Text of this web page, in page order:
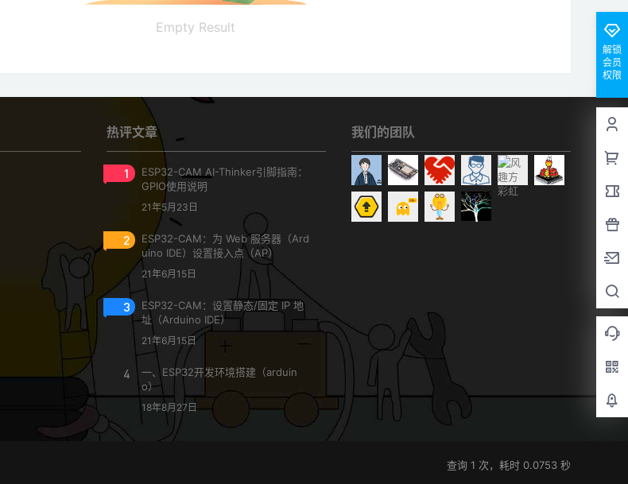
Empty Result
解锁
会员
权限
热评文章
1
ESP32-CAM AI-Thinker引脚指南：
GPIO使用说明
21年5月23日
2
ESP32-CAM：为 Web 服务器（Ard
uino IDE）设置接入点（AP）
21年6月15日
3
ESP32-CAM：设置静态/固定 IP 地
址（Arduino IDE）
21年6月15日
4
一、ESP32开发环境搭建（arduin
o）
18年8月27日
我们的团队
查询 1 次，耗时 0.0753 秒